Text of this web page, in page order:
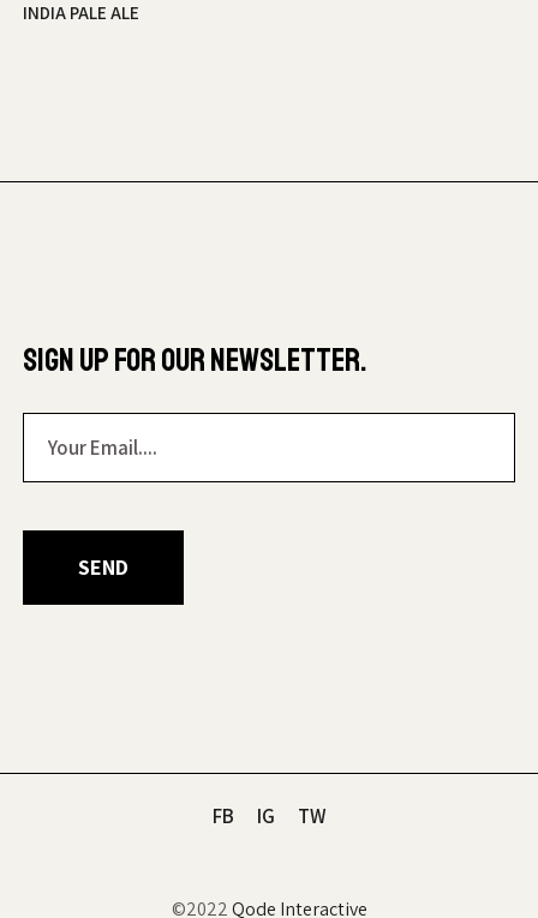
INDIA PALE ALE
SIGN UP FOR OUR NEWSLETTER.
FB IG TW
©2022Qode Interactive